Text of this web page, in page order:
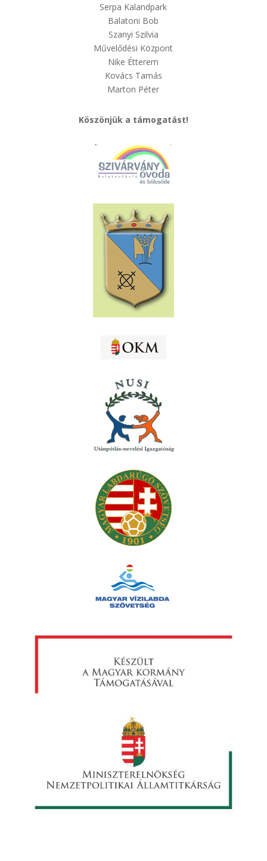
Serpa Kalandpark
Balatoni Bob
Szanyi Szilvia
Művelődési Központ
Nike Étterem
Kovács Tamás
Marton Péter
Köszönjük a támogatást!